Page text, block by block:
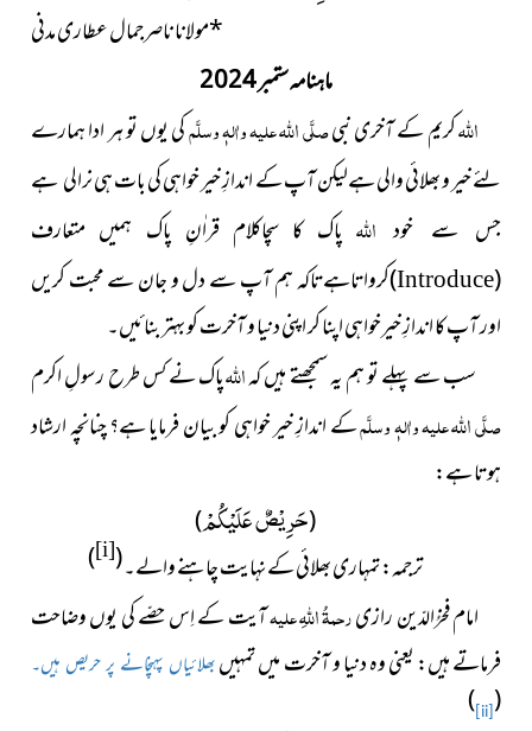
*مولانا ناصرجمال عطاری مدنی
ماہنامہ ستمبر 2024
اللہکریم کے آخری نبیصلَّیاللہعلیہ واٰلہٖ وسلَّمکی یوں تو ہر ادا ہمارے
لئے خیر و بھلائی والی ہےلیکن آپ کے اندازِ خیر خواہی کی بات ہینرالی ہے
جس سے خود اللہپاک کا سچاکلام قراٰنِ پاک ہمیں متعارف
(
Introduce
)کرواتاہےتاکہ ہم آپ سے دل و جان سے محبت کریں
اور آپ کا اندازِ خیرخواہی اپنا کر اپنی دنیا و آخرت کو بہتر بنائیں۔
سب سے پہلے تو ہم یہ سمجھتے ہیں کہاللہپاک نے کس طرح رسولِ اکرم
صلَّیاللہعلیہ واٰلہٖ وسلَّمکے اندازِ خیر خواہی کو بیان فرمایا ہے؟ چنانچہ ارشاد
ہوتا ہے:
(حَرِیْصٌ عَلَیْكُمْ)
ترجمہ:تمہاری بھلائی کے نہایت چاہنے والے۔(
[i]
)
امام فخرُالدّین رازیرحمۃُاللہِعلیہآیت کے اِس حصّے کی یوں وضاحت
فرماتے ہیں: یعنی وہ دنیا و آخرت میں تمہیںبھلائیاں پہنچانے پر حریص ہیں۔
(
[ii]
)